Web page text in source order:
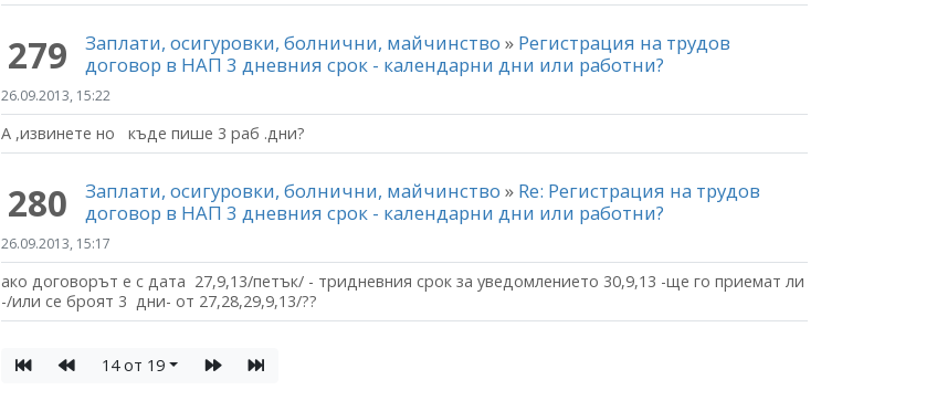
279 Заплати, осигуровки, болнични, майчинство» Регистрация на трудов
договор в НАП 3 дневния срок - календарни дни или работни?
26.09.2013, 15:22
А ,извинете но къде пише 3 раб .дни?
280 Заплати, осигуровки, болнични, майчинство» Re: Регистрация на трудов
договор в НАП 3 дневния срок - календарни дни или работни?
26.09.2013, 15:17
ако договорът е с дата 27,9,13/петък/ - тридневния срок за уведомлението 30,9,13 -ще го приемат ли
-/или се броят 3 дни- от 27,28,29,9,13/??
14 от 19